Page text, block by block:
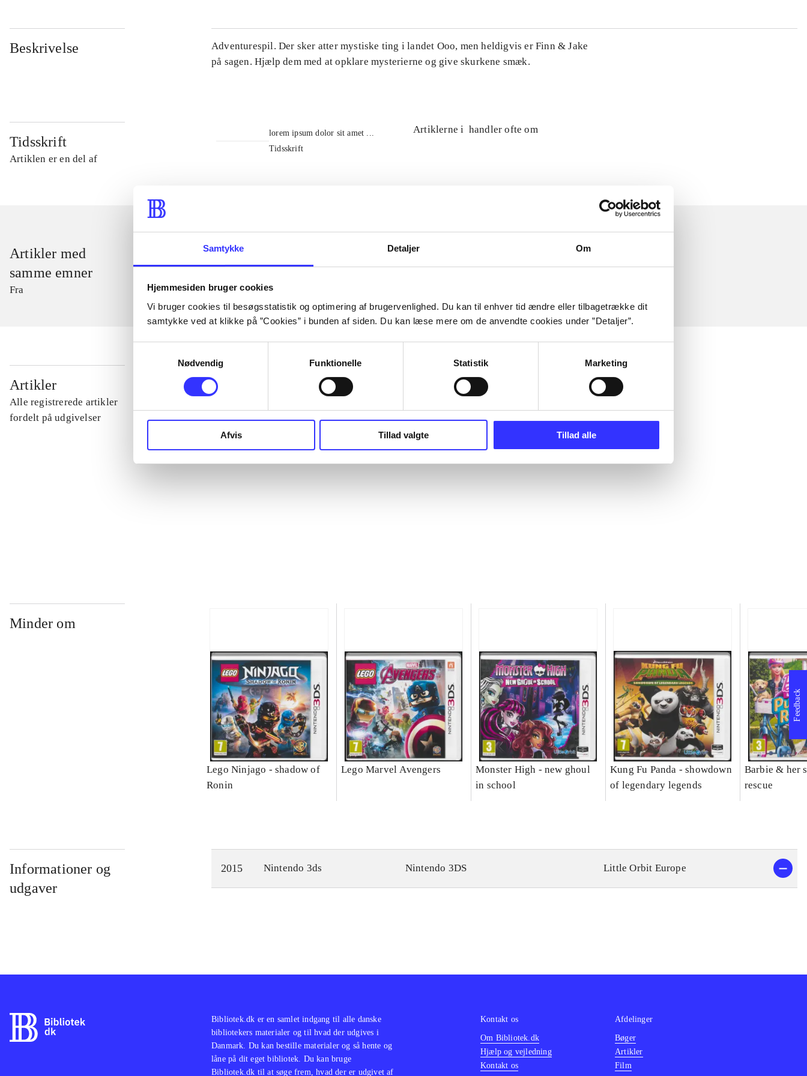
Samtykke Detaljer Om
Hjemmesiden bruger cookies
Vi bruger cookies til besøgsstatistik og optimering af brugervenlighed. Du kan til enhver tid ændre eller tilbagetrække dit
samtykke ved at klikke på ”Cookies” i bunden af siden. Du kan læse mere om de anvendte cookies under ”Detaljer”.
Nødvendig
Funktionelle Statistik Marketing
Afvis Tillad valgte Tillad alle
Beskrivelse
Adventurespil. Der sker atter mystiske ting i landet Ooo, men heldigvis er Finn & Jake
på sagen. Hjælp dem med at opklare mysterierne og give skurkene smæk.
Tidsskrift
Artiklen er en del af
lorem ipsum dolor sit amet ...
Tidsskrift
Artiklerne i handler ofte om
Artikler med
samme emner
Fra
Artikler
Alle registrerede artikler
fordelt på udgivelser
...
Minder om
Lego Ninjago - shadow of
Ronin
Lego Marvel Avengers
Monster High - new ghoul
in school
Kung Fu Panda - showdown
of legendary legends
Barbie & her
rescue
Informationer og
udgaver
2015 Nintendo 3ds Nintendo 3DS Little Orbit Europe
Feedback
Bibliotek.dk er en samlet indgang til alle danske
bibliotekers materialer og til hvad der udgives i
Danmark. Du kan bestille materialer og så hente og
låne på dit eget bibliotek. Du kan bruge
Bibliotek.dk til at søge frem, hvad der er udgivet af
Kontakt os
Om Bibliotek.dk
Hjælp og vejledning
Kontakt os
Afdelinger
Bøger
Artikler
Film